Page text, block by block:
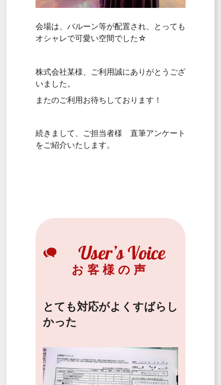
会場は、バルーン等が配置され、とっても
オシャレで可愛い空間でした☆
株式会社某様、ご利用誠にありがとうござ
いました。
またのご利用お待ちしております！
続きまして、ご担当者様 直筆アンケート
をご紹介いたします。
お客様の声
とても対応がよくすばらし
かった